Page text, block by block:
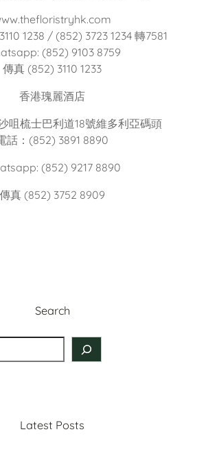
1238 / (852) 3723 1234 轉7581
(852) 9103 8759
傳真 (852) 3110 1233
香港瑰麗酒店
咀梳士巴利道18號維多利亞碼頭
話：(852) 3891 8890
(852) 9217 8890
傳真 (852) 3752 8909
Search
Latest Posts